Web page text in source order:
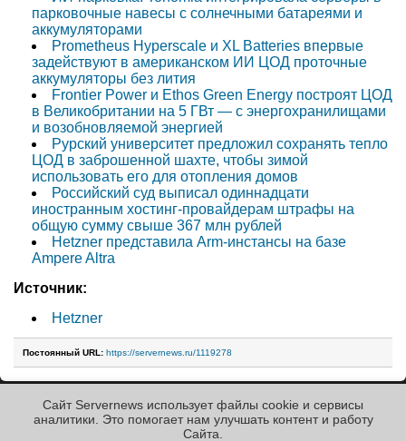
парковочные навесы с солнечными батареями и
аккумуляторами
Prometheus Hyperscale и XL Batteries впервые
задействуют в американском ИИ ЦОД проточные
аккумуляторы без лития
Frontier Power и Ethos Green Energy построят ЦОД
в Великобритании на 5 ГВт — с энергохранилищами
и возобновляемой энергией
Рурский университет предложил сохранять тепло
ЦОД в заброшенной шахте, чтобы зимой
использовать его для отопления домов
Российский суд выписал одиннадцати
иностранным хостинг-провайдерам штрафы на
общую сумму свыше 367 млн рублей
Hetzner представила Arm-инстансы на базе
Ampere Altra
Источник:
Hetzner
Постоянный URL: https://servernews.ru/1119278
« Назад к ленте
Сайт Servernews использует файлы cookie и сервисы
аналитики. Это помогает нам улучшать контент и работу
Cайта.